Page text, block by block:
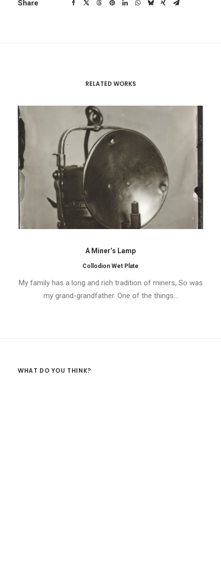
Share
RELATED WORKS
A Miner’s Lamp
Collodion Wet Plate
My family has a long and rich tradition of miners, So was
my grand-grandfather. One of the things…
WHAT DO YOU THINK?